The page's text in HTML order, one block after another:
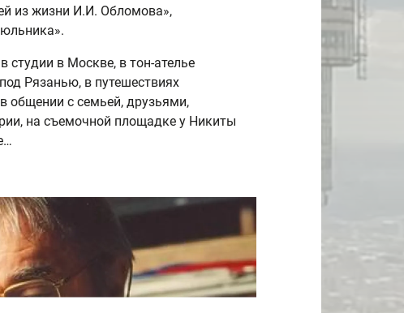
из жизни И.И. Обломова»,
в Москве, в тон-ателье
Рязанью, в путешествиях
общении с семьей, друзьями,
на съемочной площадке у Никиты